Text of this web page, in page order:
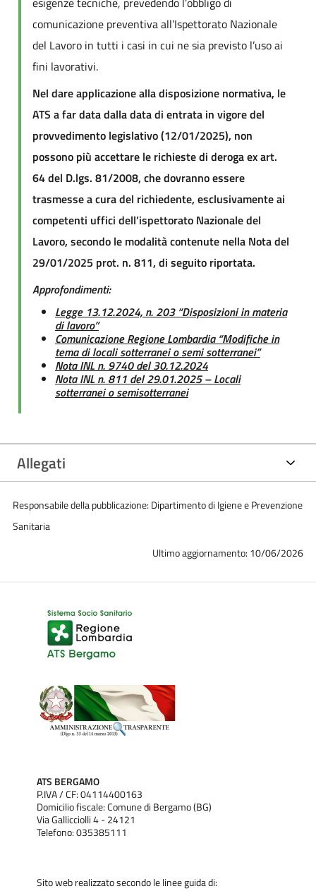
comunicazione preventiva all’Ispettorato Nazionale
del Lavoro in tutti i casi in cui ne sia previsto l’uso ai
fini lavorativi.
Nel dare applicazione alla disposizione normativa, le
ATS a far data dalla data di entrata in vigore del
provvedimento legislativo (12/01/2025), non
possono più accettare le richieste di deroga ex art.
64 del D.lgs. 81/2008, che dovranno essere
trasmesse a cura del richiedente, esclusivamente ai
competenti uffici dell’ispettorato Nazionale del
Lavoro, secondo le modalità contenute nella Nota del
29/01/2025 prot. n. 811, di seguito riportata.
Approfondimenti:
Legge 13.12.2024, n. 203 “Disposizioni in materia
di lavoro”
Comunicazione Regione Lombardia “Modifiche in
tema di locali sotterranei o semi sotterranei”
Nota INL n. 9740 del 30.12.2024
Nota INL n. 811 del 29.01.2025 – Locali
sotterranei o semisotterranei
Allegati
Responsabile della pubblicazione: Dipartimento di Igiene e Prevenzione
Sanitaria
Ultimo aggiornamento: 10/06/2026
ATS BERGAMO
P.IVA / CF: 04114400163
Domicilio fiscale: Comune di Bergamo (BG)
Via Gallicciolli 4 - 24121
Telefono: 035385111
Sito web realizzato secondo le linee guida di: